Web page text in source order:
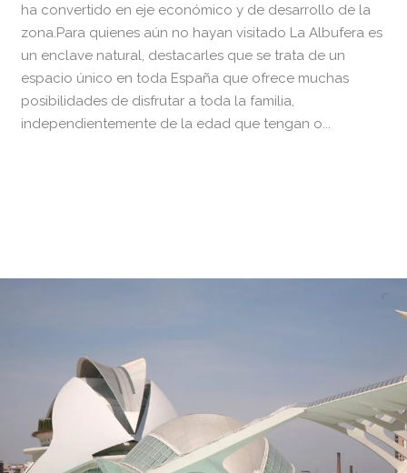
ha convertido en eje económico y de desarrollo de la
zona.Para quienes aún no hayan visitado La Albufera es
un enclave natural, destacarles que se trata de un
espacio único en toda España que ofrece muchas
posibilidades de disfrutar a toda la familia,
independientemente de la edad que tengan o...